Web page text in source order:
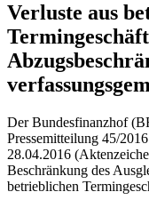
Verluste aus
Der Bundesfinanzhof
Pressemitteilung 45/
28.04.2016
Beschränkung des
betrieblichen